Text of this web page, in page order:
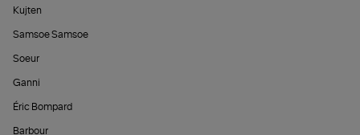
Kujten
Samsoe Samsoe
Soeur
Ganni
Éric Bompard
Barbour